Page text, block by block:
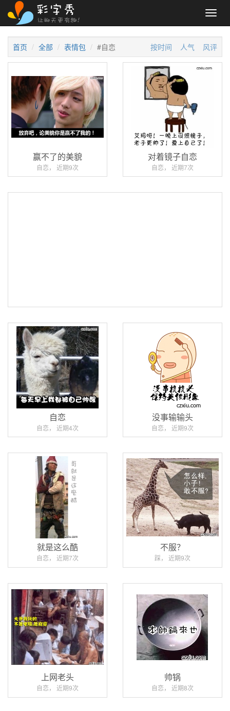
首页 全部 表情包 #自恋 按时间 人气 风评
赢不了的美貌
自恋， 近期9次
对着镜子自恋
自恋， 近期7次
自恋
自恋， 近期4次
没事输输头
自恋， 近期9次
就是这么酷
自恋， 近期7次
不服？
踩， 近期9次
上网老头
自恋， 近期9次
帅锅
自恋， 近期8次